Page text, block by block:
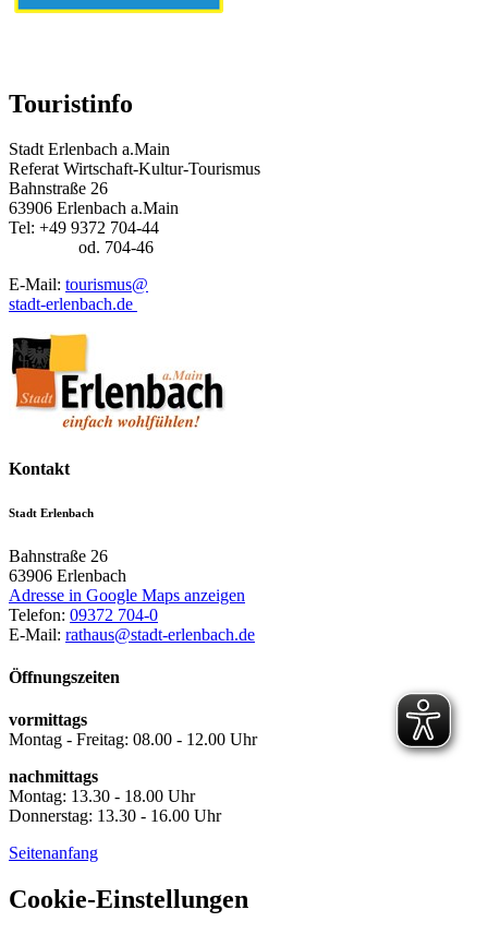
Touristinfo
Stadt Erlenbach a.Main
Referat Wirtschaft-Kultur-Tourismus
Bahnstraße 26
63906 Erlenbach a.Main
Tel: +49 9372 704-44
od. 704-46
E-Mail: tourismus@
stadt-erlenbach.de
Kontakt
Stadt Erlenbach
Bahnstraße 26
63906 Erlenbach
Adresse in Google Maps anzeigen
Telefon: 09372 704-0
E-Mail: rathaus@stadt-erlenbach.de
Öffnungszeiten
vormittags
Montag - Freitag: 08.00 - 12.00 Uhr
nachmittags
Montag: 13.30 - 18.00 Uhr
Donnerstag: 13.30 - 16.00 Uhr
Seitenanfang
Cookie-Einstellungen